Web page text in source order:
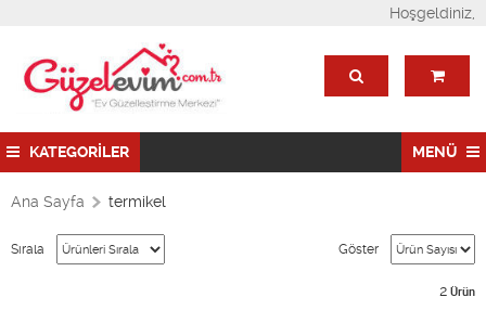
Hoşgeldiniz,
KATEGORİLER MENÜ
Ana Sayfa termikel
Sırala Göster
2 Ürün